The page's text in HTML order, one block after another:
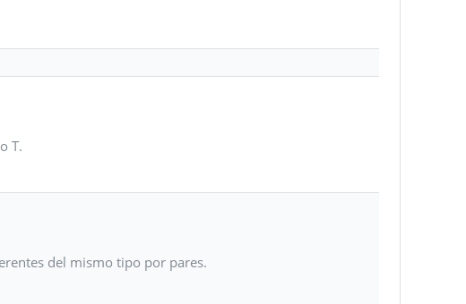
T.
del mismo tipo por pares.